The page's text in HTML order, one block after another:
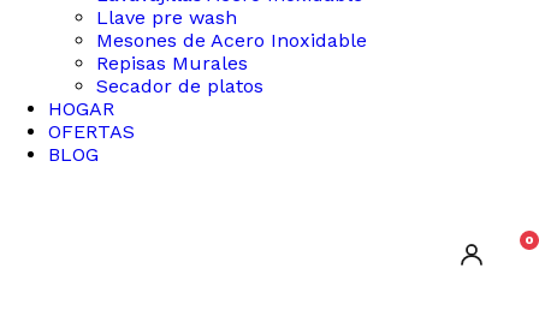
Llave pre wash
Mesones de Acero Inoxidable
Repisas Murales
Secador de platos
HOGAR
OFERTAS
BLOG
0